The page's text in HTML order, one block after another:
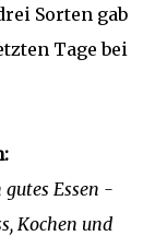
Sorten gab
Tage bei
Essen -
Kochen und